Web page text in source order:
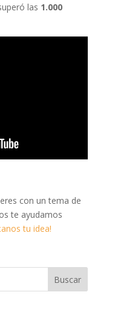
las 1.000
con un tema de
te ayudamos
tu idea!
Buscar